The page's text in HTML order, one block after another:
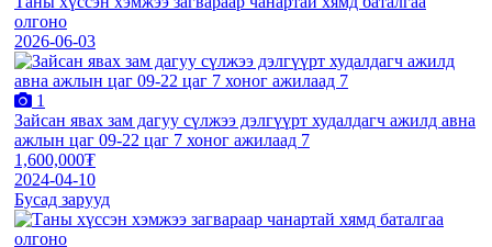
олгоно
2026-06-03
1
Зайсан явах зам дагуу сүлжээ дэлгүүрт худалдагч ажилд авна
ажлын цаг 09-22 цаг 7 хоног ажилаад 7
1,600,000₮
2024-04-10
Бусад зарууд